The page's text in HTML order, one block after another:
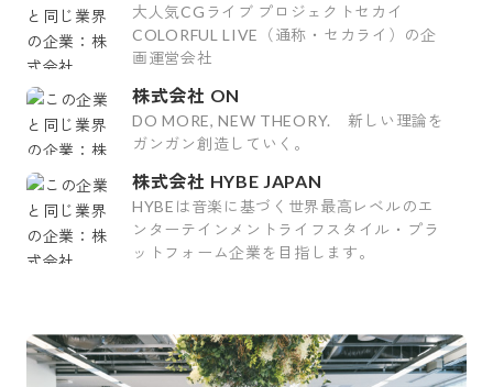
大人気CGライブ プロジェクトセカイ
COLORFUL LIVE（通称・セカライ）の企
画運営会社
株式会社 ON
DO MORE, NEW THEORY. 新しい理論を
ガンガン創造していく。
株式会社 HYBE JAPAN
HYBEは音楽に基づく世界最高レベルのエ
ンターテインメントライフスタイル・プラ
ットフォーム企業を目指します。